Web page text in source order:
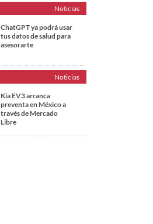
Noticias
ChatGPT ya podrá usar
tus datos de salud para
asesorarte
Noticias
Kia EV3 arranca
preventa en México a
través de Mercado
Libre